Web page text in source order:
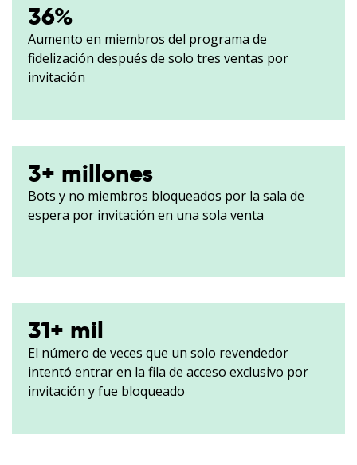
36%
Aumento en miembros del programa de
fidelización después de solo tres ventas por
invitación
3+ millones
Bots y no miembros bloqueados por la sala de
espera por invitación en una sola venta
31+ mil
El número de veces que un solo revendedor
intentó entrar en la fila de acceso exclusivo por
invitación y fue bloqueado